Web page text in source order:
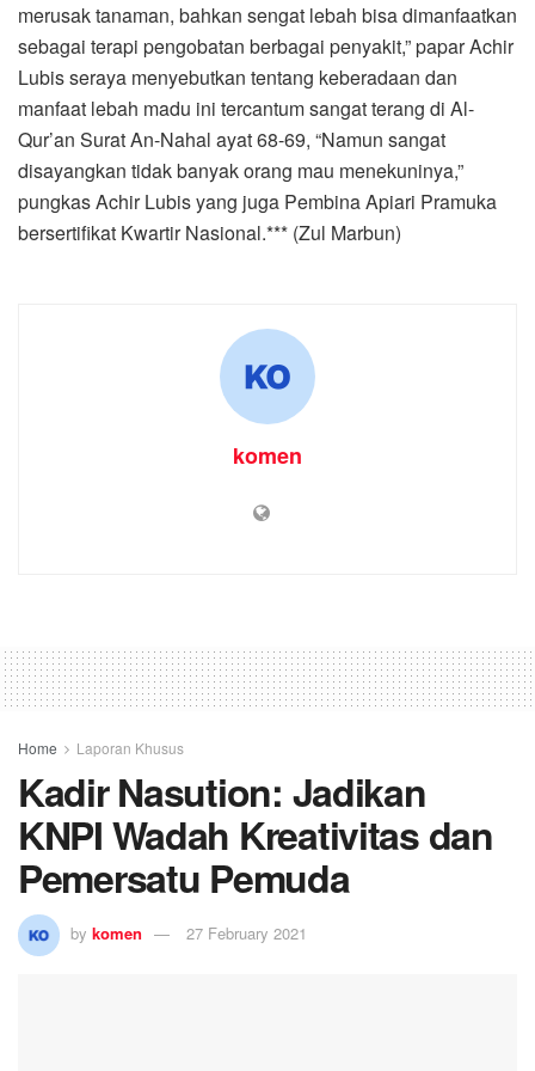
merusak tanaman, bahkan sengat lebah bisa dimanfaatkan
sebagai terapi pengobatan berbagai penyakit,” papar Achir
Lubis seraya menyebutkan tentang keberadaan dan
manfaat lebah madu ini tercantum sangat terang di Al-
Qur’an Surat An-Nahal ayat 68-69, “Namun sangat
disayangkan tidak banyak orang mau menekuninya,”
pungkas Achir Lubis yang juga Pembina Apiari Pramuka
bersertifikat Kwartir Nasional.*** (Zul Marbun)
komen
Home Laporan Khusus
Kadir Nasution: Jadikan
KNPI Wadah Kreativitas dan
Pemersatu Pemuda
by komen 27 February 2021